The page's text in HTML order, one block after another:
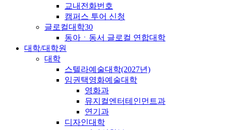
교내전화번호
캠퍼스 투어 신청
글로컬대학30
동아ㆍ동서 글로컬 연합대학
대학/대학원
대학
스텔라예술대학(2027년)
임권택영화예술대학
영화과
뮤지컬엔터테인먼트과
연기과
디자인대학